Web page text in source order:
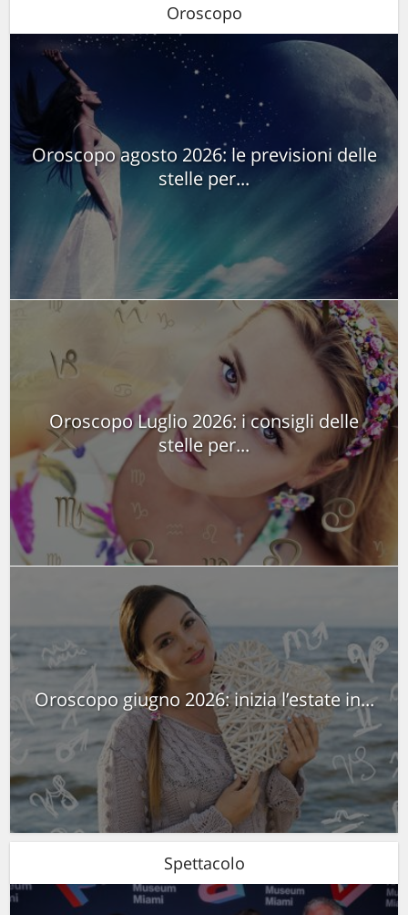
Oroscopo
Oroscopo agosto 2026: le previsioni delle
stelle per...
Oroscopo Luglio 2026: i consigli delle
stelle per...
Oroscopo giugno 2026: inizia l’estate in...
Spettacolo